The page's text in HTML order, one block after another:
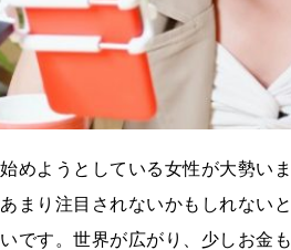
めようとしている女性が大勢い
まり注目されないかもしれない
です。世界が広がり、少しお金